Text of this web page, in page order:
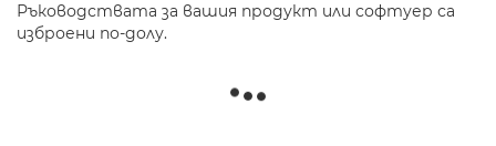
Ръководствата за вашия продукт или софтуер са
изброени по-долу.